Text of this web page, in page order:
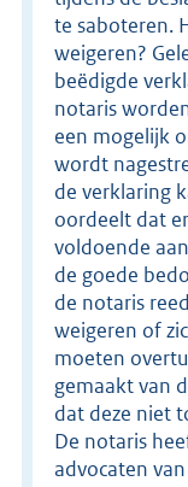
te saboteren.
weigeren?
beëdigde
notaris
een mogelijk
wordt
de verklaring
oordeelt dat
voldoende
de goede
de notaris
weigeren of
moeten
gemaakt van
dat deze niet
De notaris
advocaten